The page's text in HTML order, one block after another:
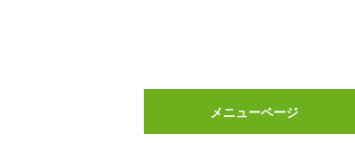
メニューページ